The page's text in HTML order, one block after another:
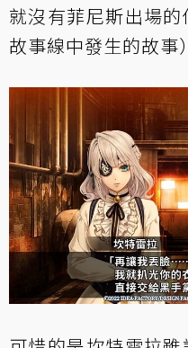
就沒有菲尼斯出場
故事線中發生的故事